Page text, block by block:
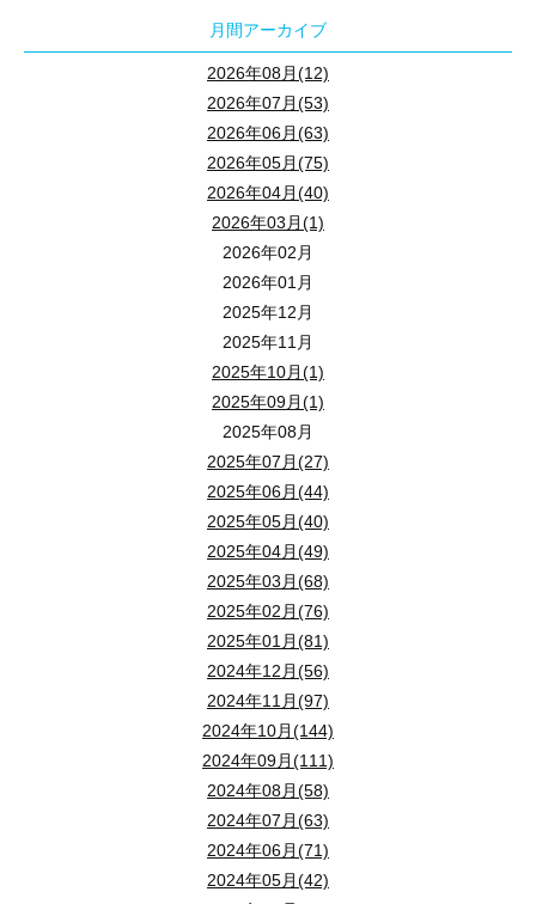
月間アーカイブ
2026年08月(12)
2026年07月(53)
2026年06月(63)
2026年05月(75)
2026年04月(40)
2026年03月(1)
2026年02月
2026年01月
2025年12月
2025年11月
2025年10月(1)
2025年09月(1)
2025年08月
2025年07月(27)
2025年06月(44)
2025年05月(40)
2025年04月(49)
2025年03月(68)
2025年02月(76)
2025年01月(81)
2024年12月(56)
2024年11月(97)
2024年10月(144)
2024年09月(111)
2024年08月(58)
2024年07月(63)
2024年06月(71)
2024年05月(42)